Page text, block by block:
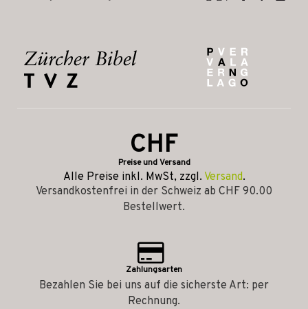
CHF
Preise und Versand
Alle Preise inkl. MwSt, zzgl. Versand.
Versandkostenfrei in der Schweiz ab CHF 90.00
Bestellwert.
Zahlungsarten
Bezahlen Sie bei uns auf die sicherste Art: per
Rechnung.